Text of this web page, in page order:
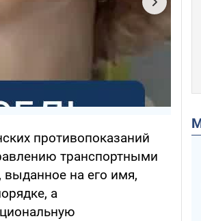
противопоказаний
транспортными
выданное на его имя,
а